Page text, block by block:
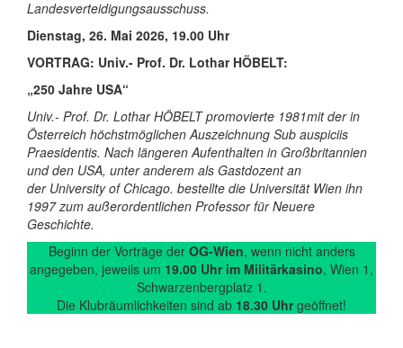
Landesverteidigungsausschuss.
Dienstag, 26. Mai 2026, 19.00 Uhr
VORTRAG: Univ.- Prof. Dr. Lothar HÖBELT:
„250 Jahre USA“
Univ.- Prof. Dr. Lothar HÖBELT promovierte 1981mit der in
Österreich höchstmöglichen Auszeichnung Sub auspiciis
Praesidentis. Nach längeren Aufenthalten in Großbritannien
und den USA, unter anderem als Gastdozent an
der University of Chicago. bestellte die Universität Wien ihn
1997 zum außerordentlichen Professor für Neuere
Geschichte.
Beginn der Vorträge der OG-Wien, wenn nicht anders
angegeben, jeweils um 19.00 Uhr im Militärkasino, Wien 1,
Schwarzenbergplatz 1.
Die Klubräumlichkeiten sind ab 18.30 Uhrgeöffnet!